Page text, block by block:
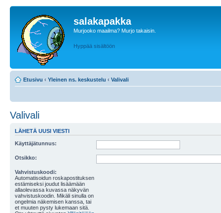
salakapakka
Murjooko maailma? Murjo takaisin.
Hyppää sisältöön
Etusivu ‹ Yleinen ns. keskustelu ‹ Valivali
Valivali
LÄHETÄ UUSI VIESTI
Käyttäjätunnus:
Otsikko:
Vahvistuskoodi:
Automatisoidun roskapostituksen
estämiseksi joudut lisäämään
allaolevassa kuvassa näkyvän
vahvistuskoodin. Mikäli sinulla on
ongelmia näkemisen kanssa, tai
et muuten pysty lukemaan sitä.